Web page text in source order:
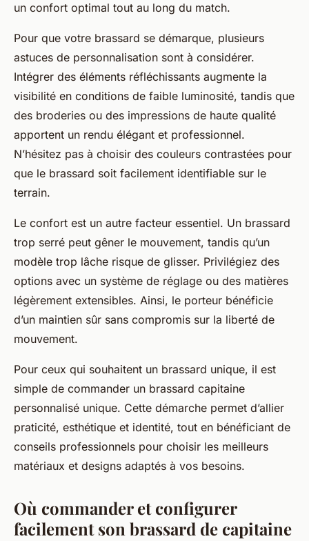
un confort optimal tout au long du match.
Pour que votre brassard se démarque, plusieurs
astuces de personnalisation sont à considérer.
Intégrer des éléments réfléchissants augmente la
visibilité en conditions de faible luminosité, tandis que
des broderies ou des impressions de haute qualité
apportent un rendu élégant et professionnel.
N’hésitez pas à choisir des couleurs contrastées pour
que le brassard soit facilement identifiable sur le
terrain.
Le confort est un autre facteur essentiel. Un brassard
trop serré peut gêner le mouvement, tandis qu’un
modèle trop lâche risque de glisser. Privilégiez des
options avec un système de réglage ou des matières
légèrement extensibles. Ainsi, le porteur bénéficie
d’un maintien sûr sans compromis sur la liberté de
mouvement.
Pour ceux qui souhaitent un brassard unique, il est
simple de commander un brassard capitaine
personnalisé unique. Cette démarche permet d’allier
praticité, esthétique et identité, tout en bénéficiant de
conseils professionnels pour choisir les meilleurs
matériaux et designs adaptés à vos besoins.
Où commander et configurer
facilement son brassard de capitaine